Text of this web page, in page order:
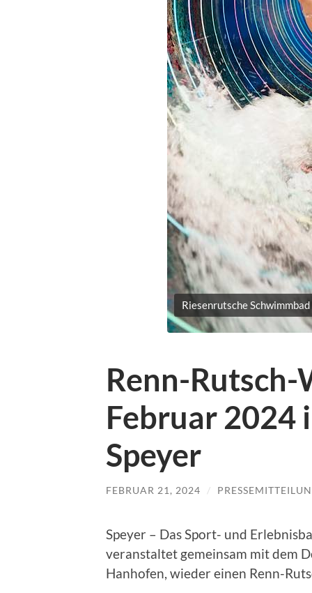
Riesenrutsche
Renn-
Februar 2024
Speyer
FEBRUAR 21, 2024 /
Speyer – Das Sport- und
veranstaltet gemeinsam mit dem
Hanhofen, wieder einen Renn-